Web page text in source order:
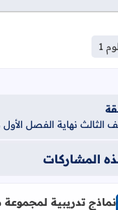
1
الثالث نهاية الفصل الأول
المشاركات
نماذج تدريبية لمجموعة